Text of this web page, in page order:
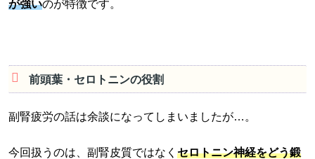
が強いのが特徴です。
前頭葉・セロトニンの役割
副腎疲労の話は余談になってしまいましたが…。
今回扱うのは、副腎皮質ではなく セロトニン神経をどう鍛